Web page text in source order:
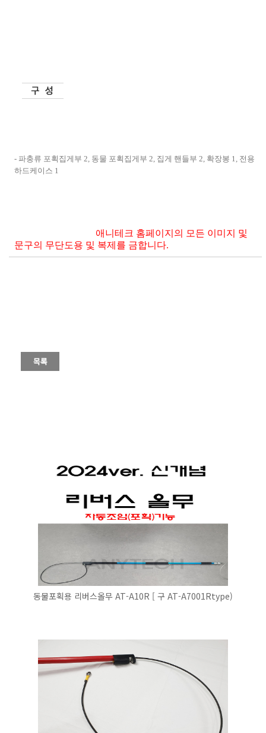
- 파충류 포획집게부 2, 동물 포획집게부 2, 집게 핸들부 2, 확장봉 1, 전용
하드케이스 1
애니테크 홈페이지의 모든 이미지 및
문구의 무단도용 및 복제를 금합니다.
동물포획용 리버스올무 AT-A10R [ 구 AT-A7001Rtype)